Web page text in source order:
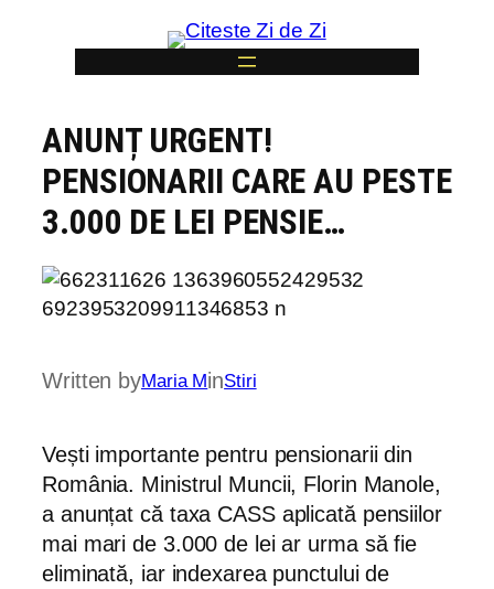
content
ANUNȚ URGENT!
PENSIONARII CARE AU PESTE
3.000 DE LEI PENSIE…
Written byMaria MinStiri
Vești importante pentru pensionarii din
România. Ministrul Muncii, Florin Manole,
a anunțat că taxa CASS aplicată pensiilor
mai mari de 3.000 de lei ar urma să fie
eliminată, iar indexarea punctului de